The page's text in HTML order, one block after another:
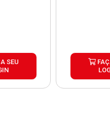
SEU